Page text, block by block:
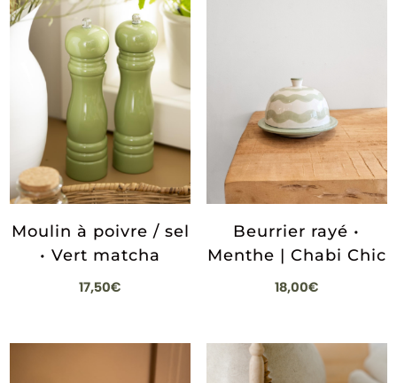
Moulin à poivre / sel
• Vert matcha
17,50€
Beurrier rayé •
Menthe | Chabi Chic
18,00€